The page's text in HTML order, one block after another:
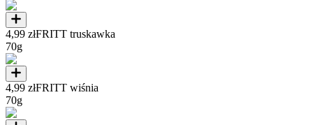
4,99 złFRITT truskawka
70g
4,99 złFRITT wiśnia
70g